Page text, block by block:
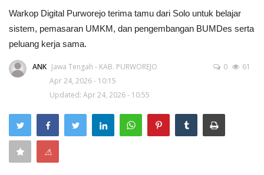
Daerah
Makan Bergizi
Warkop Digital
Pelanggaran
Ketertiban
Warkop Digital Purworejo terima tamu dari Solo untuk belajar
sistem, pemasaran UMKM, dan pengembangan BUMDes serta
peluang kerja sama.
ANK Jawa Tengah - KAB. PURWOREJO
Apr 24, 2026 - 10:15
Updated: Apr 24, 2026 - 10:55
0 61
⚠